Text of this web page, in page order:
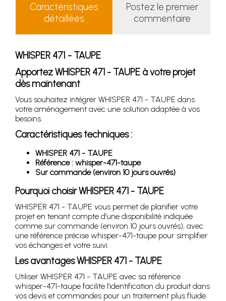
Caractéristiques
détaillées
Postez le premier
commentaire
WHISPER 471 - TAUPE
Apportez WHISPER 471 - TAUPE à votre projet
dès maintenant
Vous souhaitez intégrer WHISPER 471 - TAUPE dans
votre aménagement avec une solution adaptée à vos
besoins.
Caractéristiques techniques :
WHISPER 471 - TAUPE
Référence : whisper-471-taupe
Sur commande (environ 10 jours ouvrés)
Pourquoi choisir WHISPER 471 - TAUPE
WHISPER 471 - TAUPE vous permet de planifier votre
projet en tenant compte d’une disponibilité indiquée
comme sur commande (environ 10 jours ouvrés), avec
une référence précise whisper-471-taupe pour simplifier
vos échanges et votre suivi.
Les avantages WHISPER 471 - TAUPE
Utiliser WHISPER 471 - TAUPE avec sa référence
whisper-471-taupe facilite l’identification du produit dans
vos devis et commandes pour un traitement plus fluide.